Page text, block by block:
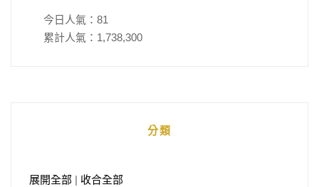
今日人氣： 81
累計人氣： 1,738,300
分類
展開全部
收合全部